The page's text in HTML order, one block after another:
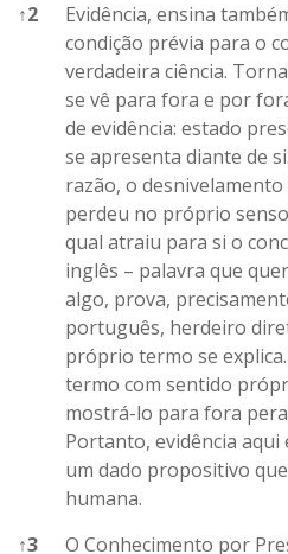
↑2
Evidência, ensina
condição prévia para o
verdadeira ciência.
se vê para fora e por
de evidência: estado
se apresenta diante de
razão, o
perdeu no próprio
qual atraiu para si o
inglês – palavra que
algo, prova,
português, herdeiro
próprio termo se
termo com sentido
mostrá-lo para fora
Portanto, evidência aqui
um dado propositivo
humana.
↑3 O Conhecimento por